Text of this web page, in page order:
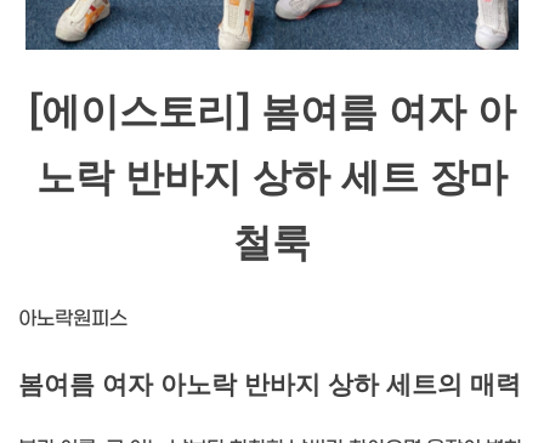
[에이스토리] 봄여름 여자 아
노락 반바지 상하 세트 장마
철룩
아노락원피스
봄여름 여자 아노락 반바지 상하 세트의 매력